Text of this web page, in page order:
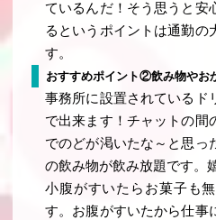
ているんだ！そう思うと安
るというポイントは通勤の
す。
おすすめポイント②飲み物やお
事務所に設置されているド
で出来ます！チャットの間
でのどが渇いたな～と思っ
の飲み物が飲み放題です。
小腹がすいたらお菓子も
す。お腹がすいたから仕事